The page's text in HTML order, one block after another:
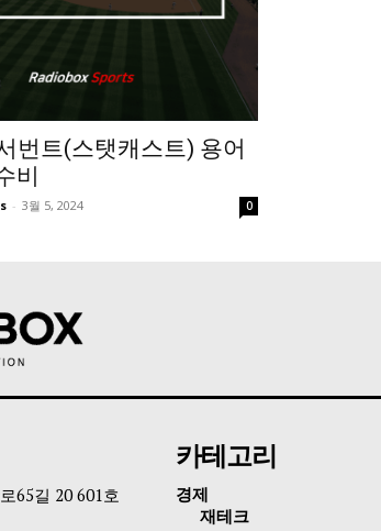
번트(스탯캐스트) 용어
비
- 3월 5, 2024 0
65길 20 601호
카테고리
경제
재테크